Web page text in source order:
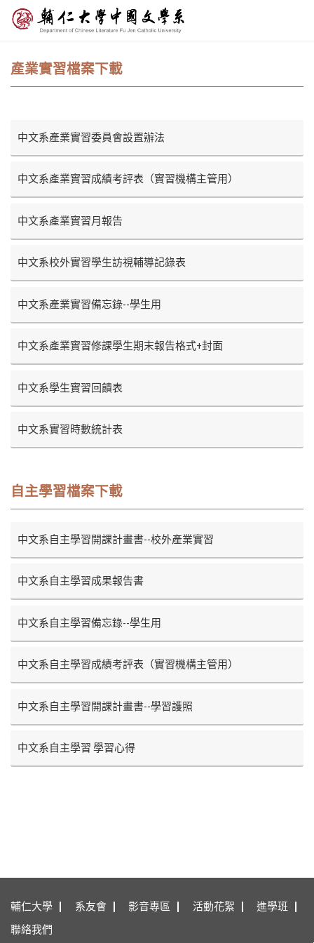
產業實習檔案下載
中文系產業實習委員會設置辦法
中文系產業實習成績考評表（實習機構主管用）
中文系產業實習月報告
中文系校外實習學生訪視輔導記錄表
中文系產業實習備忘錄--學生用
中文系產業實習修課學生期末報告格式+封面
中文系學生實習回饋表
中文系實習時數統計表
自主學習檔案下載
中文系自主學習開課計畫書--校外產業實習
中文系自主學習成果報告書
中文系自主學習備忘錄--學生用
中文系自主學習成績考評表（實習機構主管用）
中文系自主學習開課計畫書--學習護照
中文系自主學習 學習心得
輔仁大學 系友會 影音專區 活動花絮
進學班
聯絡我們